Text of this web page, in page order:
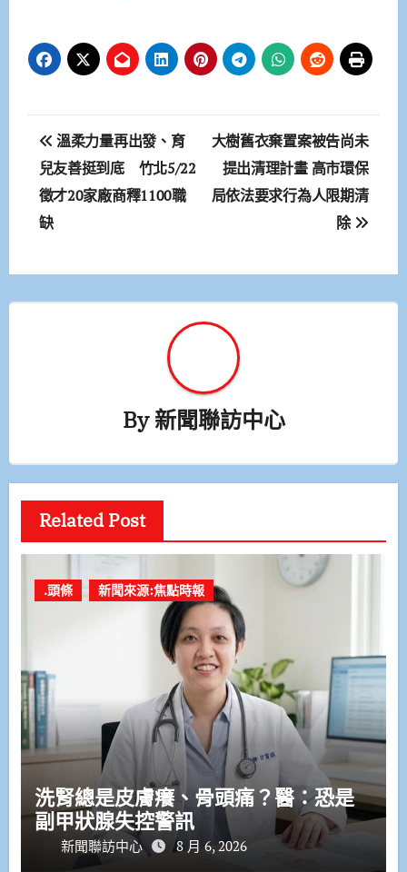
文
章
導
溫柔力量再出發、育
兒友善挺到底 竹北5/22
徵才20家廠商釋1100職
缺
大樹舊衣棄置案被告尚未
提出清理計畫 高市環保
局依法要求行為人限期清
除
By新聞聯訪中心
Related Post
.頭條 新聞來源:焦點時報
洗腎總是皮膚癢、骨頭痛？醫：恐是
副甲狀腺失控警訊
新聞聯訪中心 8 月 6, 2026